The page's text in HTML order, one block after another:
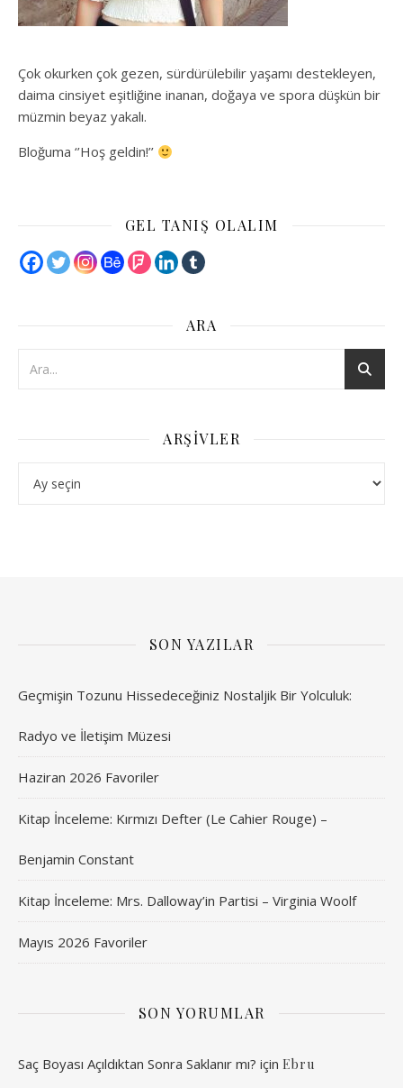
Çok okurken çok gezen, sürdürülebilir yaşamı destekleyen,
daima cinsiyet eşitliğine inanan, doğaya ve spora düşkün bir
müzmin beyaz yakalı.
Bloğuma ‘’Hoş geldin!’’
GEL TANIŞ OLALIM
ARA
ARŞIVLER
SON YAZILAR
Geçmişin Tozunu Hissedeceğiniz Nostaljik Bir Yolculuk:
Radyo ve İletişim Müzesi
Haziran 2026 Favoriler
Kitap İnceleme: Kırmızı Defter (Le Cahier Rouge) –
Benjamin Constant
Kitap İnceleme: Mrs. Dalloway’in Partisi – Virginia Woolf
Mayıs 2026 Favoriler
SON YORUMLAR
Saç Boyası Açıldıktan Sonra Saklanır mı? için Ebru